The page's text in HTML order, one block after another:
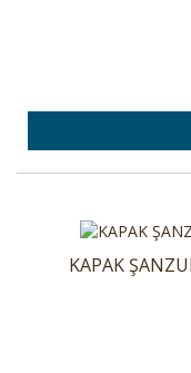
KAPAK